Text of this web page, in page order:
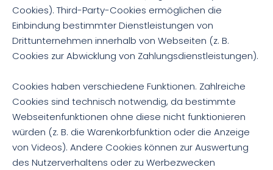
Cookies). Third-Party-Cookies ermöglichen die
Einbindung bestimmter Dienstleistungen von
Drittunternehmen innerhalb von Webseiten (z. B.
Cookies zur Abwicklung von Zahlungsdienstleistungen).
Cookies haben verschiedene Funktionen. Zahlreiche
Cookies sind technisch notwendig, da bestimmte
Webseitenfunktionen ohne diese nicht funktionieren
würden (z. B. die Warenkorbfunktion oder die Anzeige
von Videos). Andere Cookies können zur Auswertung
des Nutzerverhaltens oder zu Werbezwecken